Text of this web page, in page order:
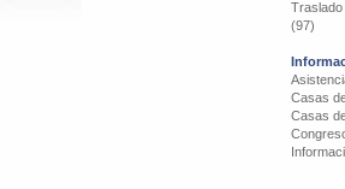
Traslado
(97)
Casas
Casas